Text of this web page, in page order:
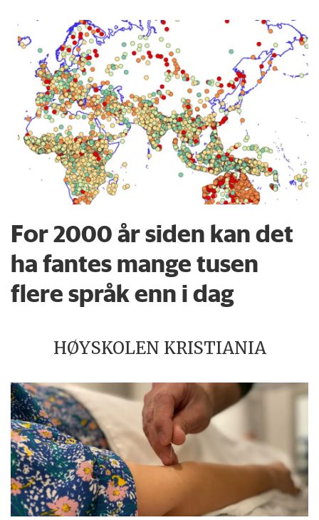
For 2000 år siden kan det
ha fantes mange tusen
flere språk enn i dag
HØYSKOLEN KRISTIANIA